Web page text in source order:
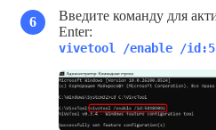
6
Введите команду для
Enter:
vivetool /enable /